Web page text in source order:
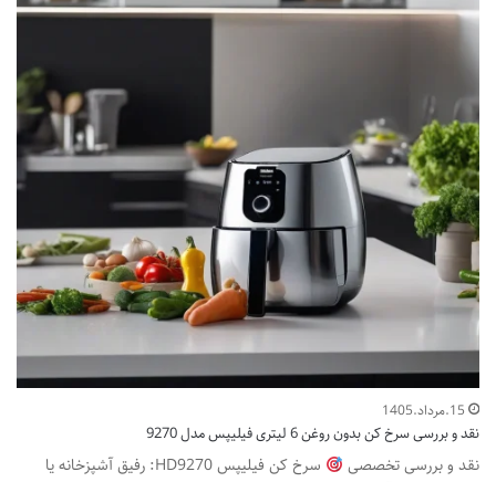
15.مرداد.1405
نقد و بررسی سرخ کن بدون روغن 6 لیتری فیلیپس مدل 9270
نقد و بررسی تخصصی
سرخ کن فیلیپس HD9270: رفیق آشپزخانه یا